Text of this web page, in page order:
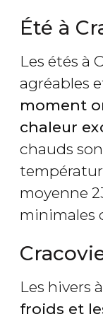
Été à
Les étés à
agréables
moment
chaleur
chauds
moyenne
minimales
Les hivers
froids et